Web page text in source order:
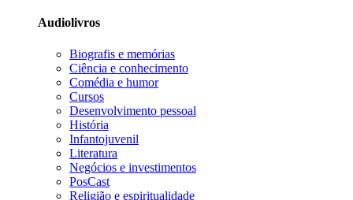
Audiolivros
Biografis e memórias
Ciência e conhecimento
Comédia e humor
Cursos
Desenvolvimento pessoal
História
Infantojuvenil
Literatura
Negócios e investimentos
PosCast
Religião e espiritualidade